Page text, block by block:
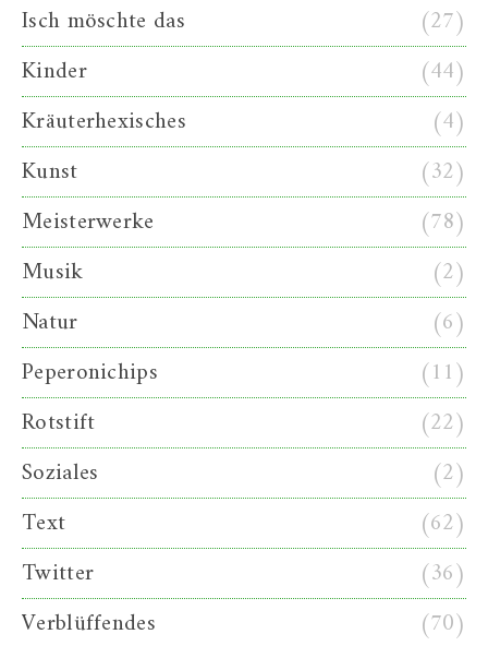
Isch möschte das
(27)
Kinder
(44)
Kräuterhexisches
(4)
Kunst
(32)
Meisterwerke
(78)
Musik
(2)
Natur
(6)
Peperonichips
(11)
Rotstift
(22)
Soziales
(2)
Text
(62)
Twitter
(36)
Verblüffendes
(70)